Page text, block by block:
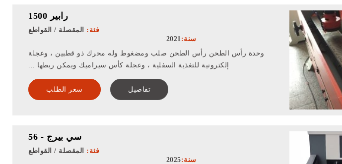
رابير 1500
فئة:
المقصلة / القواطع
سنة: 2021
وحدة رأس الطحن رأس الطحن صلب ومضغوط وله محرك ذو قطبين ، وعجلة
إلكترونية للتغذية السفلية ، وعجلة كأس سيراميك ويمكن ربطها ...
تفاصيل سعر الطلب
سي بيرج - 56
فئة:
المقصلة / القواطع
سنة:2025